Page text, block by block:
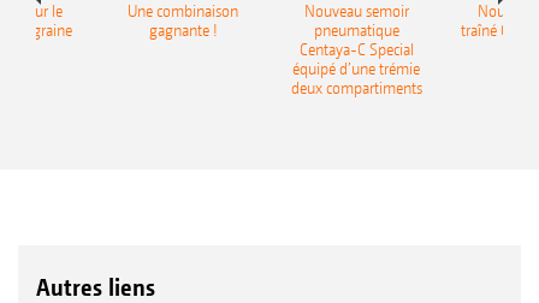
pour le
Une combinaison
gagnante !
Nouveau semoir
pneumatique
Centaya-C Special
équipé d’une trémie
deux compartiments
traîné
Autres liens